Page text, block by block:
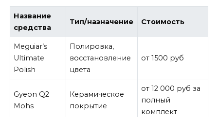
Название
средства
Тип/назначение Стоимость
Meguiar’s
Ultimate
Polish
Полировка,
восстановление
цвета
от 1500 руб
Gyeon Q2
Mohs
Керамическое
покрытие
от 12 000 руб за
полный
комплект